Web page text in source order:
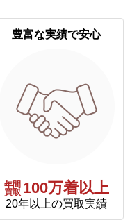
豊富な実績で安心
年間
買取 100万着以上
20年以上の買取実績